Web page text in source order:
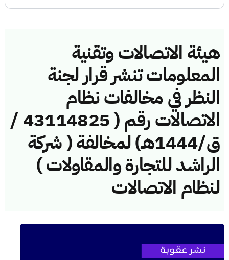
هيئة الاتصالات وتقنية
المعلومات تنشر قرار لجنة
النظر في مخالفات نظام
الاتصالات رقم ( 43114825 /
ق/1444هـ) لمخالفة ( شركة
الراشد للتجارة والمقاولات )
لنظام الاتصالات